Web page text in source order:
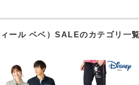
ール ベベ）SALEのカテゴリ一